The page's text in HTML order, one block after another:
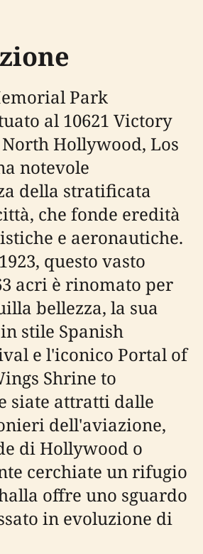
Park
al 10621 Victory
Hollywood, Los
notevole
della stratificata
che fonde eredità
e aeronautiche.
questo vasto
acri è rinomato per
bellezza, la sua
stile Spanish
e l'iconico Portal of
Shrine to
siate attratti dalle
dell'aviazione,
di Hollywood o
cerchiate un rifugio
offre uno sguardo
in evoluzione di